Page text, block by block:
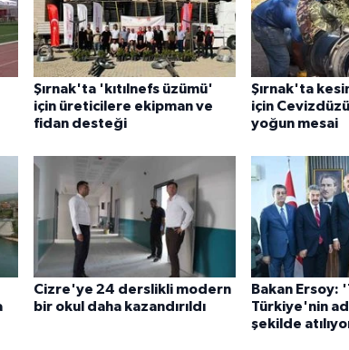
Şırnak'ta 'kıtılnefs üzümü'
için üreticilere ekipman ve
fidan desteği
Şırnak'ta
için
yoğun mesai
Cizre'ye 24 derslikli modern
bir okul daha kazandırıldı
Bakan Ersoy:
Türkiye'nin
şekilde